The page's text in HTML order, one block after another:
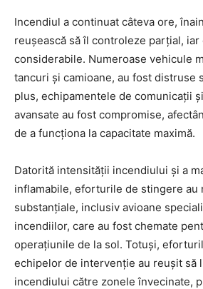
Incendiul a continuat câteva ore,
reușească să îl controleze parțial,
considerabile. Numeroase vehicule
tancuri și camioane, au fost distruse
plus, echipamentele de comunicații
avansate au fost compromise,
de a funcționa la capacitate maximă.
Datorită intensității incendiului și a
inflamabile, eforturile de stingere au
substanțiale, inclusiv avioane
incendiilor, care au fost chemate
operațiunile de la sol. Totuși,
echipelor de intervenție au reușit să
incendiului către zonele învecinate,